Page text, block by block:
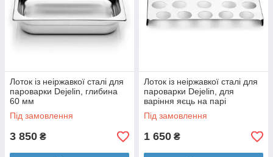
Лоток із неіржавкої сталі для
пароварки Dejelin, глибина
60 мм
Під замовлення
3 850 ₴
Лоток із неіржавкої сталі для
пароварки Dejelin, для
варіння яєць на парі
Під замовлення
1 650 ₴